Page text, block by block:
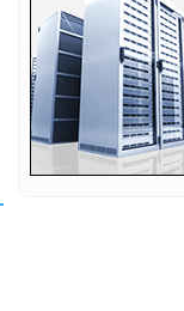
14:36:
kojoj s...
14:34:
14:34:
...